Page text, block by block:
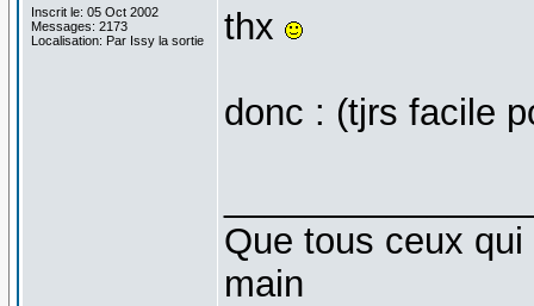
Inscrit le: 05 Oct 2002
Messages: 2173
Localisation: Par Issy la sortie
thx
donc : (tjrs facile
Que tous ceux
main